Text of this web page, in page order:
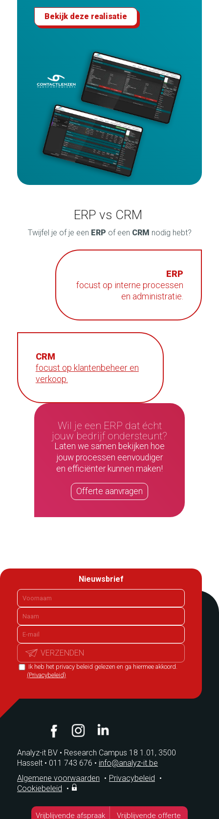
Bekijk deze realisatie
ERP vs CRM
Twijfel je of je een ERP of een CRM nodig hebt?
ERP
focust op interne processen
en administratie.
CRM
focust op klantenbeheer en
verkoop.
Wil je een ERP dat écht
jouw bedrijf ondersteunt?
Laten we samen bekijken hoe
jouw processen eenvoudiger
en efficiënter kunnen maken!
Offerte aanvragen
Vrijblijvende afspraak Vrijblijvende offerte
Nieuwsbrief
Ik heb het privacy beleid gelezen en ga hiermee akkoord.
(Privacybeleid)
VERZENDEN
Analyz-it BV • Research Campus 18 1.01, 3500
Hasselt • 011 743 676 • info@analyz-it.be
Algemene voorwaarden • Privacybeleid •
Cookiebeleid •